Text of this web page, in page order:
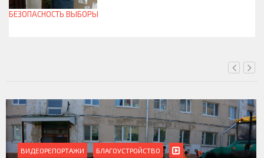
БЕЗОПАСНОСТЬ ВЫБОРЫ
ВИДЕОРЕПОРТАЖИ